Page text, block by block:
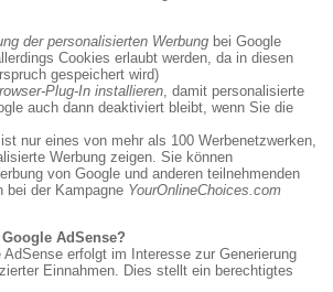
der personalisierten Werbung bei Google
Cookies erlaubt werden, da in diesen
gespeichert wird)
Plug-In installieren , damit personalisierte
auch dann deaktiviert bleibt, wenn Sie die
nur eines von mehr als 100 Werbenetzwerken,
Werbung zeigen. Sie können
von Google und anderen teilnehmenden
bei der Kampagne YourOnlineChoices.com
AdSense?
AdSense erfolgt im Interesse zur Generierung
Einnahmen. Dies stellt ein berechtigtes